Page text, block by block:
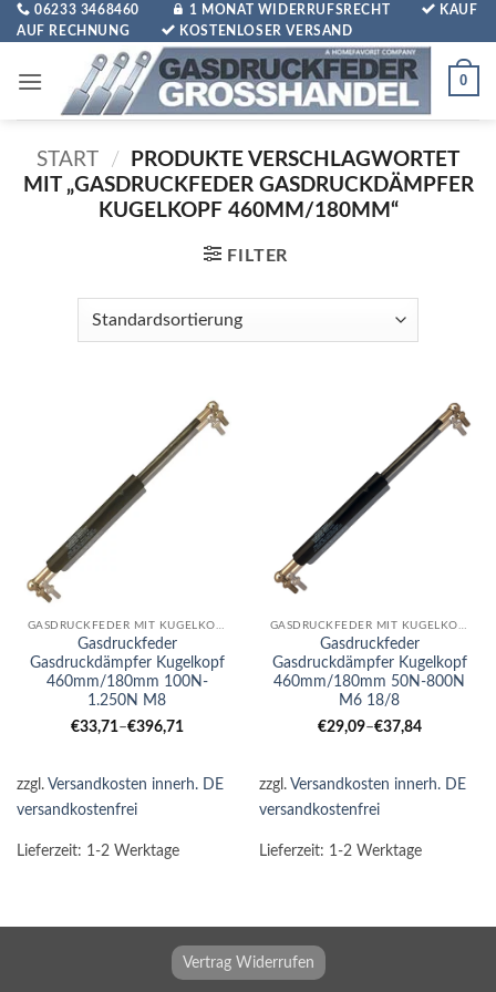
Zum
Inhalt
06233 3468460 1 MONAT WIDERRUFSRECHT
KAUF
AUF RECHNUNG
KOSTENLOSER VERSAND
0
START /
PRODUKTE VERSCHLAGWORTET
MIT „GASDRUCKFEDER GASDRUCKDÄMPFER
KUGELKOPF 460MM/180MM“
FILTER
GASDRUCKFEDER MIT KUGELKOPF
Gasdruckfeder
Gasdruckdämpfer Kugelkopf
460mm/180mm 100N-
1.250N M8
€33,71–€396,71
zzgl. Versandkosten innerh. DE
versandkostenfrei
Lieferzeit: 1-2 Werktage
GASDRUCKFEDER MIT KUGELKOPF
Gasdruckfeder
Gasdruckdämpfer Kugelkopf
460mm/180mm 50N-800N
M6 18/8
€29,09–€37,84
zzgl. Versandkosten innerh. DE
versandkostenfrei
Lieferzeit: 1-2 Werktage
Vertrag Widerrufen